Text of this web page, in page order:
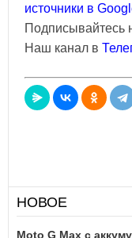
источники в
Подписывайтесь
Наш канал в
НОВОЕ
Moto G Max с